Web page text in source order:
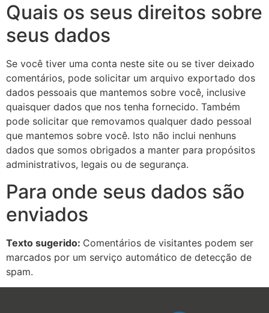
Quais os seus direitos sobre
seus dados
Se você tiver uma conta neste site ou se tiver deixado
comentários, pode solicitar um arquivo exportado dos
dados pessoais que mantemos sobre você, inclusive
quaisquer dados que nos tenha fornecido. Também
pode solicitar que removamos qualquer dado pessoal
que mantemos sobre você. Isto não inclui nenhuns
dados que somos obrigados a manter para propósitos
administrativos, legais ou de segurança.
Para onde seus dados são
enviados
Texto sugerido: Comentários de visitantes podem ser
marcados por um serviço automático de detecção de
spam.